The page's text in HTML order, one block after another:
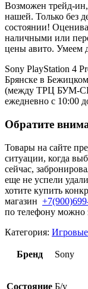
Возможен трейд-
нашей. Только без
состоянии!
наличными или
цены авито. Умеем
Sony PlayStation 4
Брянске в
(между ТРЦ БУМ-
ежедневно с 10:00
Обратите
Товары на сайте
ситуации, когда
сейчас,
еще не успели
хотите купить
магазин
по телефону можно
Категория:
Бренд Sony
Состояние Б/у